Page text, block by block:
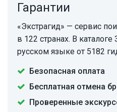
Гарантии
«Экстрагид» — сервис
в 122 странах. В
русском языке от 5182
Безопасная оплата
Бесплатная отмена
Проверенные